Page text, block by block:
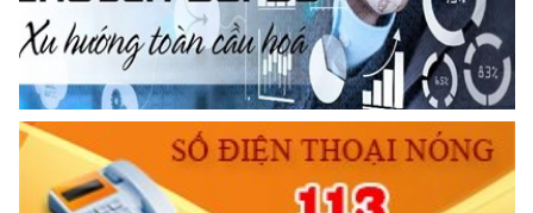
Đối với chính phủ, phải
TUYỆT ĐỐI TRUNG THÀNH
Đối với nhân dân, phải
KÍNH TRỌNG LỄ PHÉP
Đối với công việc, phải
TẬN TỤY